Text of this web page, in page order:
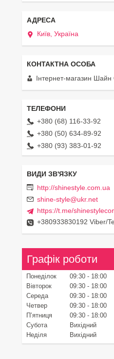
Київ, Україна
Інтернет-магазин Шайн
+380 (68) 116-33-92
+380 (50) 634-89-92
+380 (93) 383-01-92
http://shinestyle.com.ua
shine-style@ukr.net
https://t.me/
+380933830192 Viber/
Графік роботи
Понеділок 09:30
18:00
Вівторок
09:30
18:00
Середа
09:30
18:00
Четвер
09:30
18:00
Пʼятниця
09:30
18:00
Субота
Вихідний
Неділя
Вихідний